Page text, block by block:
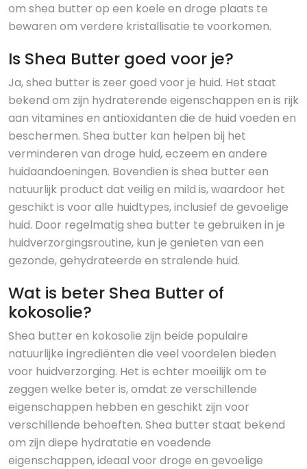
om shea butter op een koele en droge plaats te
bewaren om verdere kristallisatie te voorkomen.
Is Shea Butter goed voor je?
Ja, shea butter is zeer goed voor je huid. Het staat
bekend om zijn hydraterende eigenschappen en is rijk
aan vitamines en antioxidanten die de huid voeden en
beschermen. Shea butter kan helpen bij het
verminderen van droge huid, eczeem en andere
huidaandoeningen. Bovendien is shea butter een
natuurlijk product dat veilig en mild is, waardoor het
geschikt is voor alle huidtypes, inclusief de gevoelige
huid. Door regelmatig shea butter te gebruiken in je
huidverzorgingsroutine, kun je genieten van een
gezonde, gehydrateerde en stralende huid.
Wat is beter Shea Butter of
kokosolie?
Shea butter en kokosolie zijn beide populaire
natuurlijke ingrediënten die veel voordelen bieden
voor huidverzorging. Het is echter moeilijk om te
zeggen welke beter is, omdat ze verschillende
eigenschappen hebben en geschikt zijn voor
verschillende behoeften. Shea butter staat bekend
om zijn diepe hydratatie en voedende
eigenschappen, ideaal voor droge en gevoelige